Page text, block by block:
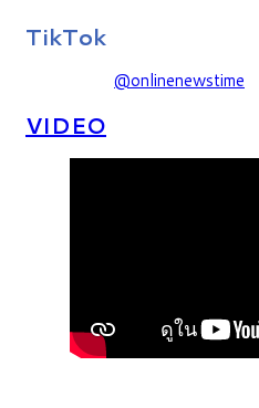
TikTok
@onlinenewstime
VIDEO